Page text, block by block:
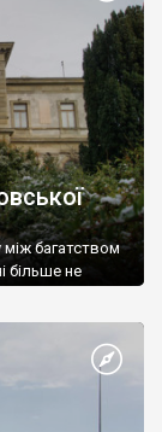
між багатством
більше не